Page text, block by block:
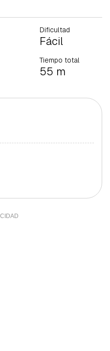
Dificultad
Fácil
Tiempo total
55 m